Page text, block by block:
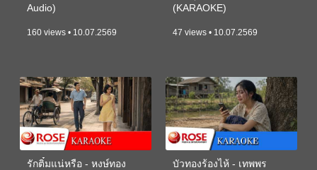
Audio)
160 views • 10.07.2569
(KARAOKE)
47 views • 10.07.2569
รักติ๋มแน่หรือ - หงษ์ทอง
บัวทองร้องไห้ - เทพพร